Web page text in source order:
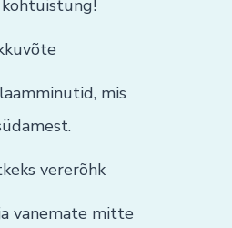
mis
vererõhk
vanemate mitte